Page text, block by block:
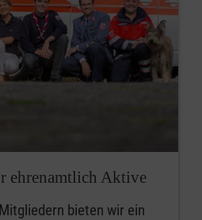
ehrenamtlich Aktive
bieten wir ein